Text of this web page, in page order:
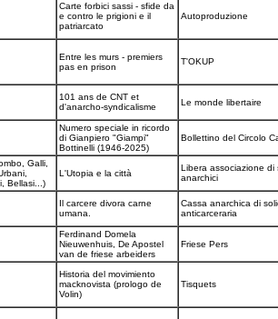
Carte forbici sassi - sfide da
e contro le prigioni e il
patriarcato
Autoproduzione
Entre les murs - premiers
pas en prison
T'OKUP
101 ans de CNT et
d'anarcho-syndicalisme
Le monde libertaire
Numero speciale in ricordo
di Gianpiero "Giampi"
Bottinelli (1946-2025)
Bollettino del Circolo
Galli,
Bellasi...)
L'Utopia e la città
Libera associazione di
anarchici
Il carcere divora carne
umana.
Cassa anarchica di
anticarceraria
Ferdinand Domela
Nieuwenhuis, De Apostel
van de friese arbeiders
Friese Pers
Historia del movimiento
macknovista (prologo de
Volin)
Tisquets